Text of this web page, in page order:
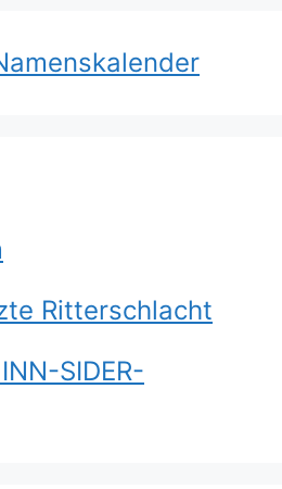
Ritterschlacht
SIDER-